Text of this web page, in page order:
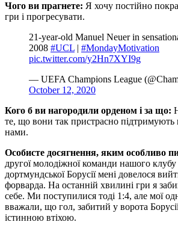
Чого ви прагнете: Я хочу постійно
гри і прогресувати.
21-year-old Manuel Neuer in
2008 #UCL | #MondayMotivation
pic.twitter.com/y2Hn7XYI9g
— UEFA Champions League
October 12, 2020
Кого б ви нагородили орденом і за що:
те, що вони так пристрасно підтримують
нами.
Особисте досягнення, яким особливо
другої молодіжної команди нашого
дортмундської Борусії мені довелося
форварда. На останній хвилині гри я
себе. Ми поступилися тоді 1:4, але мої
вважали, що гол, забитий у ворота
істинною втіхою.